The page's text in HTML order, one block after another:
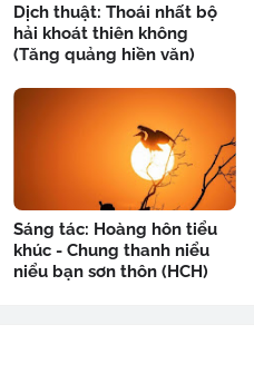
Dịch thuật: Thoái nhất bộ
hải khoát thiên không
(Tăng quảng hiền văn)
Sáng tác: Hoàng hôn tiểu
khúc - Chung thanh niểu
niểu bạn sơn thôn (HCH)